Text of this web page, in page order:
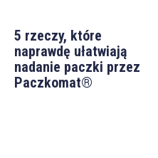
5 rzeczy, które
naprawdę ułatwiają
nadanie paczki przez
Paczkomat®